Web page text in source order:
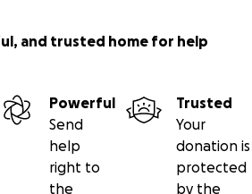
and trusted home for help
Powerful
Send
help
right to
the
Trusted
Your
donation is
protected
by the